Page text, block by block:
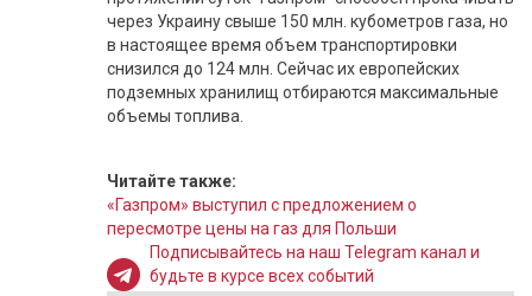
через Украину свыше 150 млн. кубометров газа, но
в настоящее время объем транспортировки
снизился до 124 млн. Сейчас их европейских
подземных хранилищ отбираются максимальные
объемы топлива.
Читайте также:
«Газпром» выступил с предложением о
пересмотре цены на газ для Польши
Подписывайтесь на наш Telegram канал и
будьте в курсе всех событий